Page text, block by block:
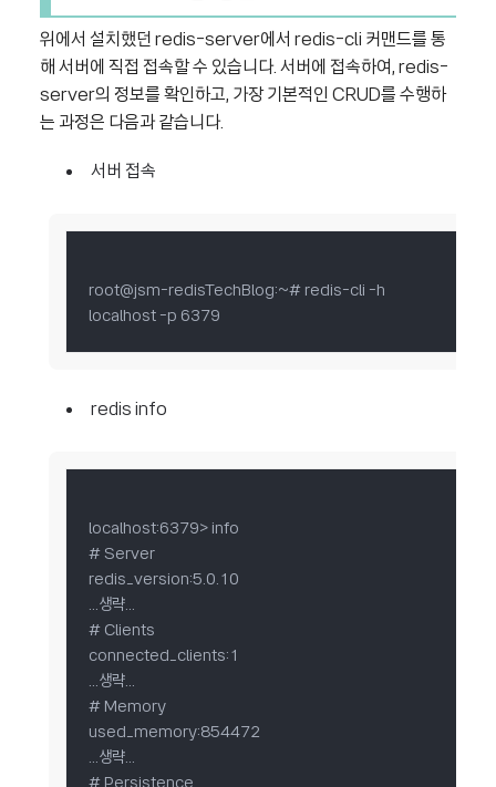
위에서 설치했던 redis-server에서 redis-cli 커맨드를 통
해 서버에 직접 접속할 수 있습니다. 서버에 접속하여, redis-
server의 정보를 확인하고, 가장 기본적인 CRUD를 수행하
는 과정은 다음과 같습니다.
서버 접속
root@jsm-redisTechBlog:~# redis-cli -h
localhost -p 6379
redis info
localhost:6379> info
# Server
redis_version:5.0.10
...생략...
# Clients
connected_clients:1
...생략...
# Memory
used_memory:854472
...생략...